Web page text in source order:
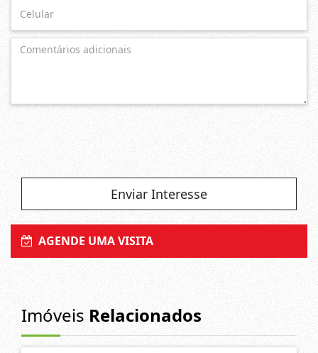
Enviar Interesse
AGENDE UMA VISITA
Imóveis Relacionados